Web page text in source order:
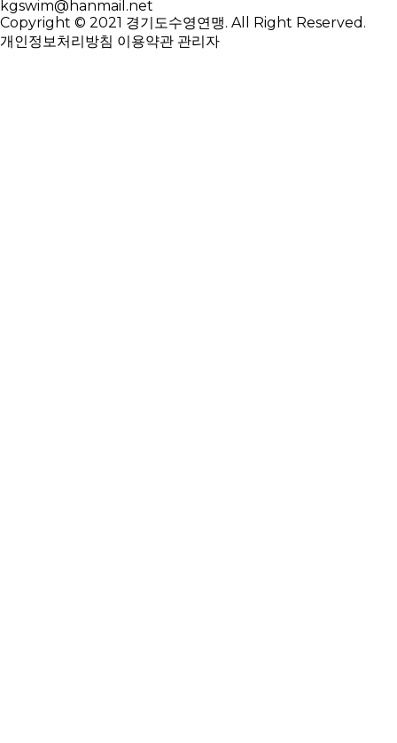
kgswim@hanmail.net
Copyright © 2021 경기도수영연맹. All Right Reserved.
개인정보처리방침 이용약관 관리자